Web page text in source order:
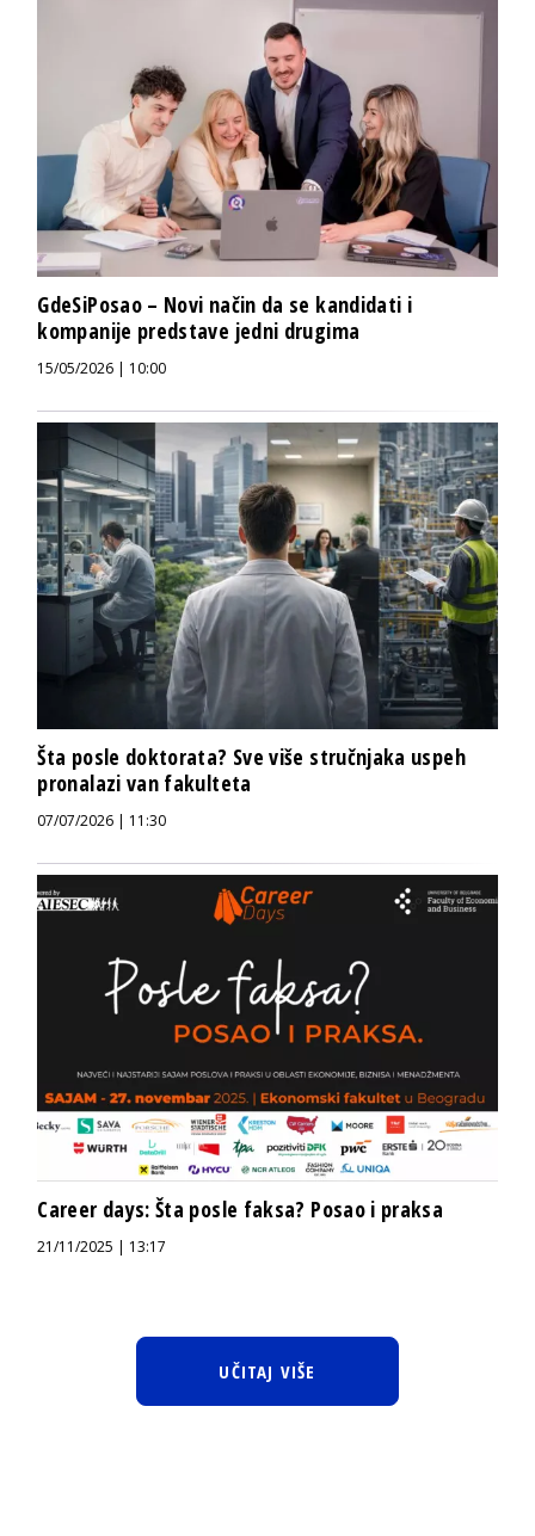
GdeSiPosao – Novi način da se kandidati i
kompanije predstave jedni drugima
15/05/2026 | 10:00
Šta posle doktorata? Sve više stručnjaka uspeh
pronalazi van fakulteta
07/07/2026 | 11:30
Career days: Šta posle faksa? Posao i praksa
21/11/2025 | 13:17
UČITAJ VIŠE